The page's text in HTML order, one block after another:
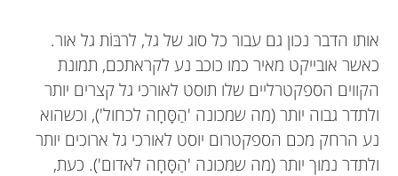
אותו הדבר נכון גם עבור כל סוג של גל, לרבּוֹת גל אור.
כאשר אובייקט מאיר כמו כוכב נע לקראתכם, תמונת
הקווים הספקטרליים שלו תוסט לאורכי גל קצרים יותר
ולתדר גבוה יותר (מה שמכונה 'הַסָּחָה לכחול'), וכשהוא
נע הרחק מכם הספקטרום יוסט לאורכי גל ארוכים יותר
ולתדר נמוך יותר (מה שמכונה 'הַסָּחָה לאדום'). כעת,